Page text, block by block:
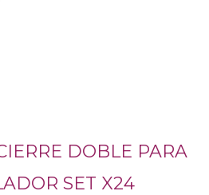
DOBLE PARA
SET X24